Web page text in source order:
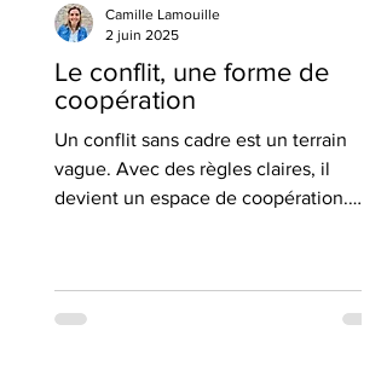
Le conflit, une forme de
coopération
Un conflit sans cadre est un terrain
vague. Avec des règles claires, il
devient un espace de coopération.
et productif. En entreprise, poser des
Camille Lamouille
2 juin 2025